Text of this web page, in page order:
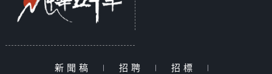
新聞稿 | 招聘 | 招標
|